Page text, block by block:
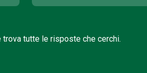
trova tutte le risposte che cerchi.